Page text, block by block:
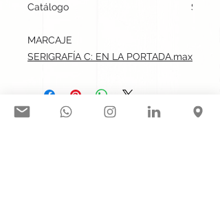
Catálogo
Stock
MARCAJE
SERIGRAFÍA C: EN LA PORTADA.max: